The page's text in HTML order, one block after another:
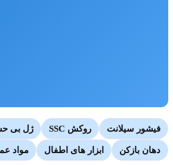
فیشور سیلانت روکش SSC ژل بی
دهان بازکن ابزار های اطفال مواد